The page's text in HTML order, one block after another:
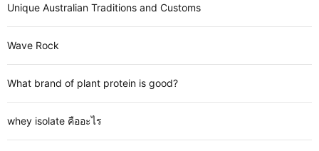
Unique Australian Traditions and Customs
Wave Rock
What brand of plant protein is good?
whey isolate คืออะไร